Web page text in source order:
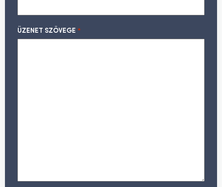
ÜZENET SZÖVEGE *